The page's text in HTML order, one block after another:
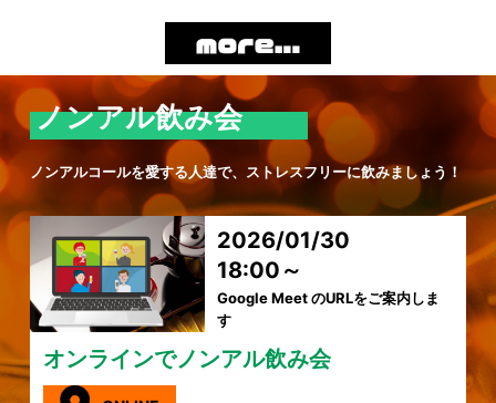
ノンアル飲み会
ノンアルコールを愛する人達で、ストレスフリーに飲みましょう！
2026/01/30
18:00～
Google Meet のURLをご案内しま
す
オンラインでノンアル飲み会